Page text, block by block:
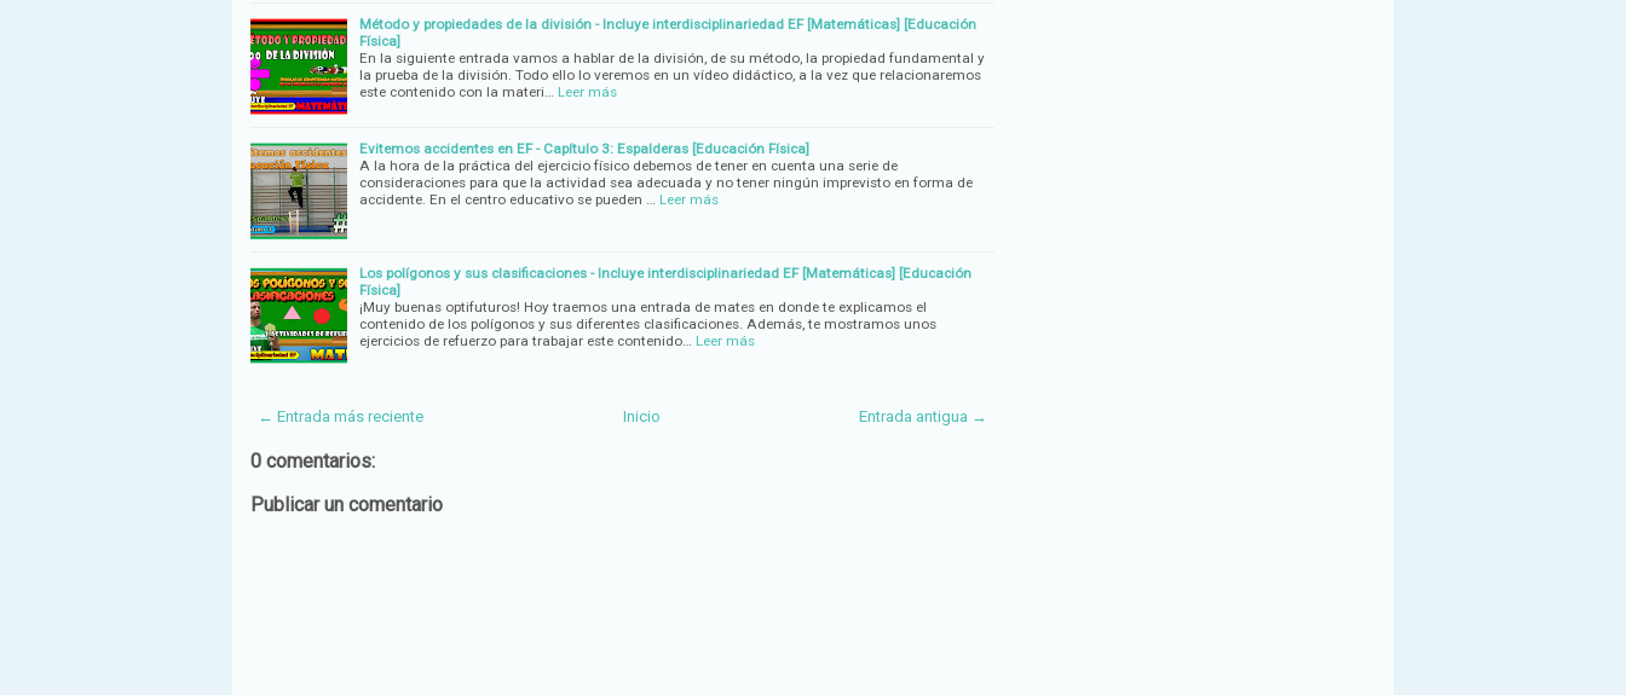
Método y propiedades de la división - Incluye interdisciplinariedad EF [Matemáticas] [Educación
Física]
En la siguiente entrada vamos a hablar de la división, de su método, la propiedad fundamental y
la prueba de la división. Todo ello lo veremos en un vídeo didáctico, a la vez que relacionaremos
este contenido con la materi…
Leer más
Evitemos accidentes en EF - Capítulo 3: Espalderas [Educación Física]
A la hora de la práctica del ejercicio físico debemos de tener en cuenta una serie de
consideraciones para que la actividad sea adecuada y no tener ningún imprevisto en forma de
accidente. En el centro educativo se pueden …
Leer más
Los polígonos y sus clasificaciones - Incluye interdisciplinariedad EF [Matemáticas] [Educación
Física]
¡Muy buenas optifuturos! Hoy traemos una entrada de mates en donde te explicamos el
contenido de los polígonos y sus diferentes clasificaciones. Además, te mostramos unos
ejercicios de refuerzo para trabajar este contenido…
Leer más
← Entrada más reciente Entrada antigua →
Inicio
0 comentarios:
Publicar un comentario